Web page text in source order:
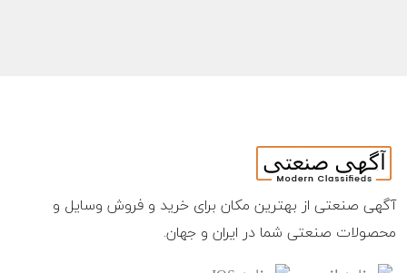
آگهی صنعتی از بهترین مکان برای خرید و فروش وسایل و
محصولات صنعتی شما در ایران و جهان.